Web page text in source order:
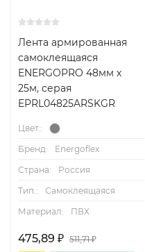
Лента армированная
самоклеящаяся
ENERGOPRO 48мм х
25м, серая
EPRL04825ARSKGR
Цвет.:
Бренд:
Energoflex
Страна:
Россия
Тип.:
Самоклеящаяся
Материал:
ПВХ
475,89 ₽ 511,71₽